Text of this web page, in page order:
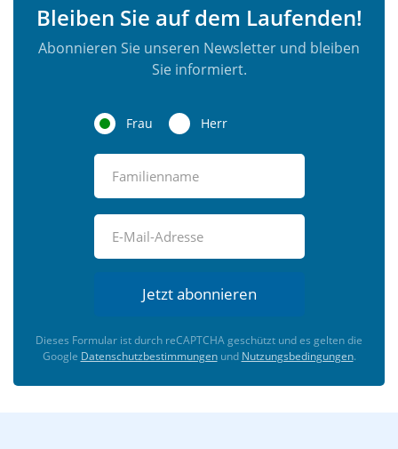
Bleiben Sie auf dem Laufenden!
Abonnieren Sie unseren Newsletter und bleiben
Sie informiert.
Frau Herr
Jetzt abonnieren
Dieses Formular ist durch reCAPTCHA geschützt und es gelten die
Google Datenschutzbestimmungenund Nutzungsbedingungen.